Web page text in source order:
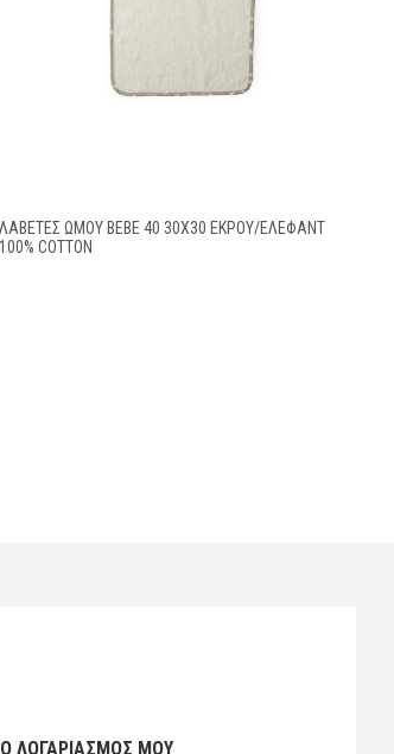
ΛΑΒΕΤΕΣ ΩΜΟΥ BEBE 40 30X30 ΕΚΡΟΎ/ΈΛΕΦΑΝΤ
100% COTTON
Ο ΛΟΓΑΡΙΑΣΜΌΣ ΜΟΥ